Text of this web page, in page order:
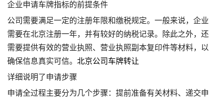
企业申请车牌指标的前提条件
公司需要满足一定的注册年限和缴税规定。一般来说，企业
需要在北京注册一年，并有较好的纳税记录。除此之外，还
需要提供有效的营业执照、营业执照副本复印件等材料，以
确保信息真实可信。 北京公司车牌转让
详细说明了申请步骤
申请全过程主要分为几个步骤：提前准备有关材料、递交申